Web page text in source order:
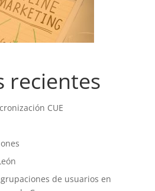
recientes
CUE
de usuarios en